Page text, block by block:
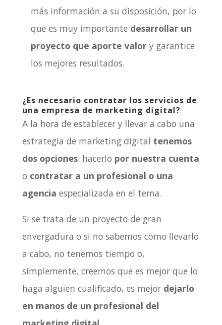
más información a su disposición, por lo
que es muy importante desarrollar un
proyecto que aporte valor y garantice
los mejores resultados.
¿Es necesario contratar los servicios de
una empresa de marketing digital?
A la hora de establecer y llevar a cabo una
estrategia de marketing digital tenemos
dos opciones: hacerlo por nuestra cuenta
o contratar a un profesional o una
agencia especializada en el tema.
Si se trata de un proyecto de gran
envergadura o si no sabemos cómo llevarlo
a cabo, no tenemos tiempo o,
simplemente, creemos que es mejor que lo
haga alguien cualificado, es mejor dejarlo
en manos de un profesional del